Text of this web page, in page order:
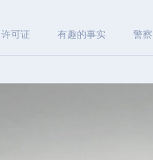
可证 有趣的事实 警察